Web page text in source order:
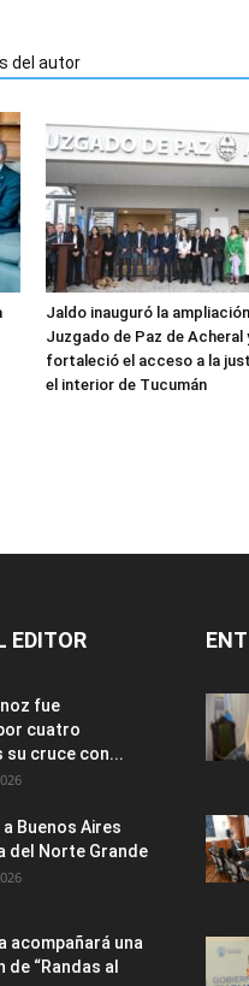
del autor
Jaldo inauguró la
Juzgado de Paz de Acheral
fortaleció el acceso a la
el interior de Tucumán
EDITOR
fue
cuatro
cruce con...
Buenos Aires
del Norte Grande
acompañará una
de “Randas al